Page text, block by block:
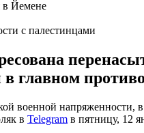
с палестинцами
главном
военной
в Telegram в пятницу, 12